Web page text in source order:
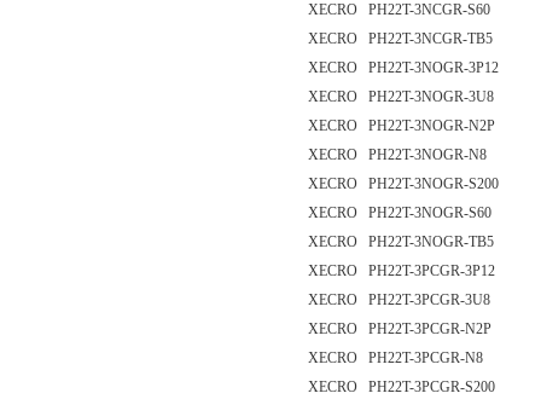
XECRO PH22T-3NCGR-S60
XECRO PH22T-3NCGR-TB5
XECRO PH22T-3NOGR-3P12
XECRO PH22T-3NOGR-3U8
XECRO PH22T-3NOGR-N2P
XECRO PH22T-3NOGR-N8
XECRO PH22T-3NOGR-S200
XECRO PH22T-3NOGR-S60
XECRO PH22T-3NOGR-TB5
XECRO PH22T-3PCGR-3P12
XECRO PH22T-3PCGR-3U8
XECRO PH22T-3PCGR-N2P
XECRO PH22T-3PCGR-N8
XECRO PH22T-3PCGR-S200